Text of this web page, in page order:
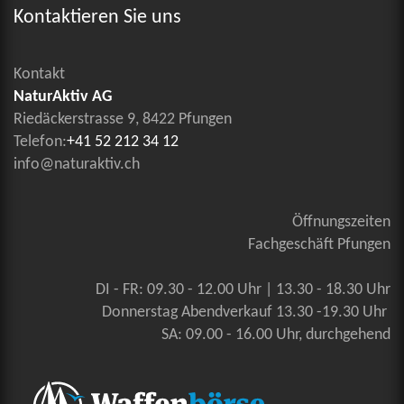
Kontaktieren Sie uns
Kontakt
NaturAktiv AG
Riedäckerstrasse 9, 8422 Pfungen
Telefon:+41 52 212 34 12
info@naturaktiv.ch
Öffnungszeiten
Fachgeschäft Pfungen
DI - FR: 09.30 - 12.00 Uhr | 13.30 - 18.30 Uhr
Donnerstag Abendverkauf 13.30 -19.30 Uhr
SA: 09.00 - 16.00 Uhr, durchgehend